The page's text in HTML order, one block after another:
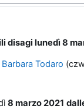
disagi lunedì 8
Barbara Todaro (
0
8 marzo 2021